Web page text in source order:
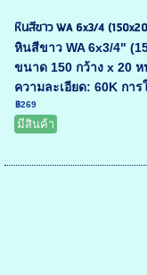
หินสีขาว WA 6x3/4
หินสีขาว WA 6x3/4"
ขนาด 150 กว้าง x 20
ความละเอียด: 60K กา
฿269
มีสินค้า